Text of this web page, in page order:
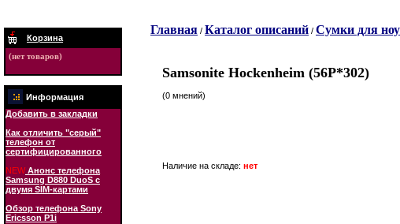
Корзина
(нет товаров)
Информация
Добавить в закладки
Как отличить "серый"
телефон от
сертифицированного
NEWАнонс телефона
Samsung D880 DuoS с
двумя SIM-картами
Обзор телефона Sony
Ericsson P1i
Главная / Каталог описаний / Сумки для
Samsonite Hockenheim (56P*302)
(0 мнений)
Наличие на складе: нет